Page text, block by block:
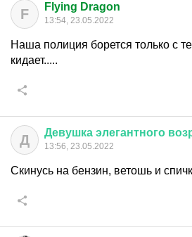
F Flying Dragon
13:54, 23.05.2022
Наша полиция борется только с
кидает.....
Д Девушка элегантного
13:56, 23.05.2022
Скинусь на бензин, ветошь и